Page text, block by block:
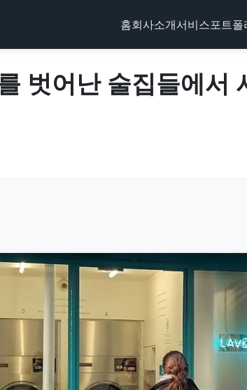
홈회사소개서비스포트폴
벗어난 술집들에서